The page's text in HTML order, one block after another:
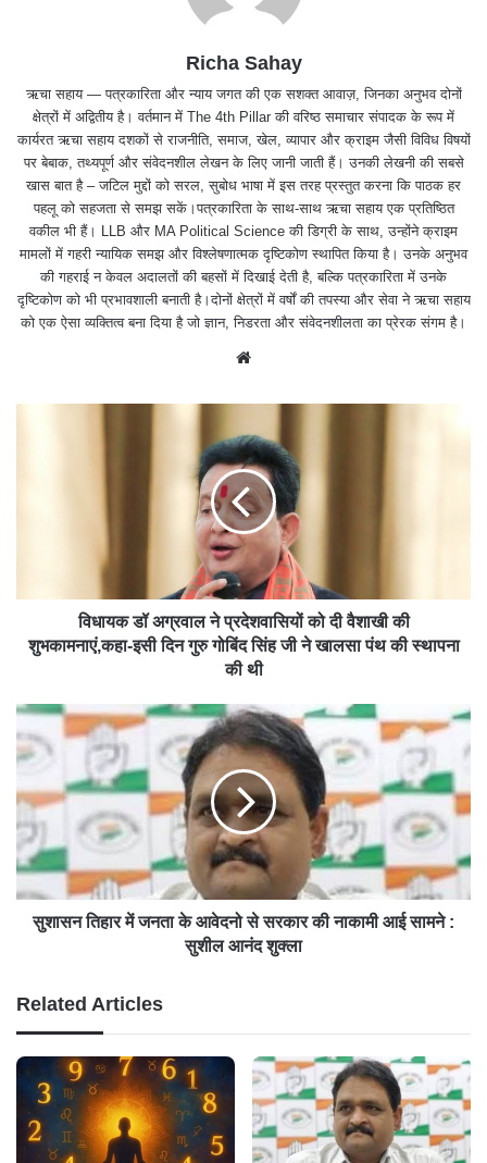
Richa Sahay
ऋचा सहाय — पत्रकारिता और न्याय जगत की एक सशक्त आवाज़, जिनका अनुभव दोनों
क्षेत्रों में अद्वितीय है। वर्तमान में The 4th Pillar की वरिष्ठ समाचार संपादक के रूप में
कार्यरत ऋचा सहाय दशकों से राजनीति, समाज, खेल, व्यापार और क्राइम जैसी विविध विषयों
पर बेबाक, तथ्यपूर्ण और संवेदनशील लेखन के लिए जानी जाती हैं। उनकी लेखनी की सबसे
खास बात है – जटिल मुद्दों को सरल, सुबोध भाषा में इस तरह प्रस्तुत करना कि पाठक हर
पहलू को सहजता से समझ सकें।पत्रकारिता के साथ-साथ ऋचा सहाय एक प्रतिष्ठित
वकील भी हैं। LLB और MA Political Science की डिग्री के साथ, उन्होंने क्राइम
मामलों में गहरी न्यायिक समझ और विश्लेषणात्मक दृष्टिकोण स्थापित किया है। उनके अनुभव
की गहराई न केवल अदालतों की बहसों में दिखाई देती है, बल्कि पत्रकारिता में उनके
दृष्टिकोण को भी प्रभावशाली बनाती है।दोनों क्षेत्रों में वर्षों की तपस्या और सेवा ने ऋचा सहाय
को एक ऐसा व्यक्तित्व बना दिया है जो ज्ञान, निडरता और संवेदनशीलता का प्रेरक संगम है।
e
विधायक डॉ अग्रवाल ने प्रदेशवासियों को दी वैशाखी की
शुभकामनाएं,कहा-इसी दिन गुरु गोबिंद सिंह जी ने खालसा पंथ की स्थापना
की थी
सुशासन तिहार में जनता के आवेदनो से सरकार की नाकामी आई सामने :
सुशील आनंद शुक्ला
Related Articles